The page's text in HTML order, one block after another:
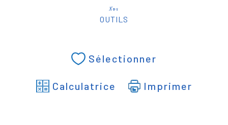
Nos
OUTILS
Sélectionner
Calculatrice Imprimer